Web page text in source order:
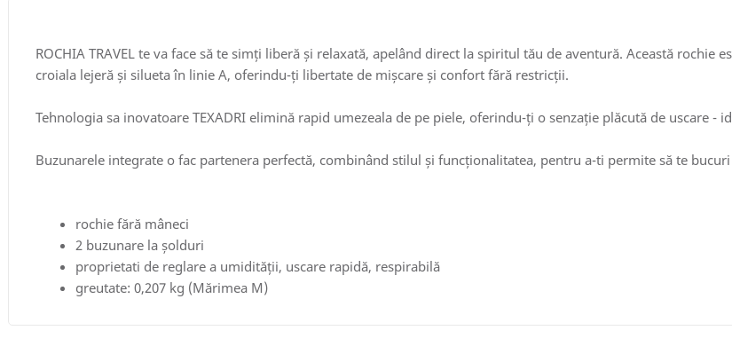
ROCHIA TRAVEL te va face să te simți liberă și relaxată, apelând direct la spiritul tău de aventură. Această
croiala lejeră și silueta în linie A, oferindu-ți libertate de mișcare și confort fără restricții.
Tehnologia sa inovatoare TEXADRI elimină rapid umezeala de pe piele, oferindu-ți o senzație plăcută de uscare -
Buzunarele integrate o fac partenera perfectă, combinând stilul și funcționalitatea, pentru a-ti permite să te
rochie fără mâneci
2 buzunare la șolduri
proprietati de reglare a umidității, uscare rapidă, respirabilă
greutate: 0,207 kg (Mărimea M)